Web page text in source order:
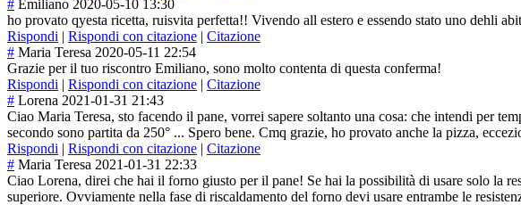
# Emiliano 2020-05-10 13:30
ho provato qyesta ricetta, ruisvita perfetta!! Vivendo all estero e essendo stato uno dehli
Rispondi | Rispondi con citazione | Citazione
# Maria Teresa 2020-05-11 22:54
Grazie per il tuo riscontro Emiliano, sono molto contenta di questa conferma!
Rispondi | Rispondi con citazione | Citazione
# Lorena 2021-01-31 21:43
Ciao Maria Teresa, sto facendo il pane, vorrei sapere soltanto una cosa: che intendi per
secondo sono partita da 250° ... Spero bene. Cmq grazie, ho provato anche la pizza,
Rispondi | Rispondi con citazione | Citazione
# Maria Teresa 2021-01-31 22:33
Ciao Lorena, direi che hai il forno giusto per il pane! Se hai la possibilità di usare solo la
superiore. Ovviamente nella fase di riscaldamento del forno devi usare entrambe le